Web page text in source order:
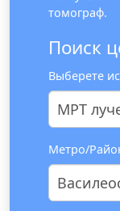
томограф.
Поиск
Выберете
МРТ
Метро/